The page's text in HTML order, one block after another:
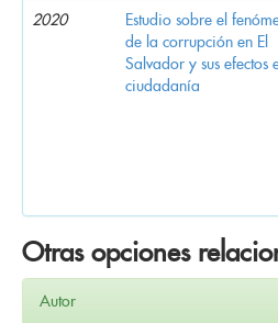
2020
Estudio sobre el
de la corrupción en El
Salvador y sus efectos
ciudadanía
Otras opciones
Autor